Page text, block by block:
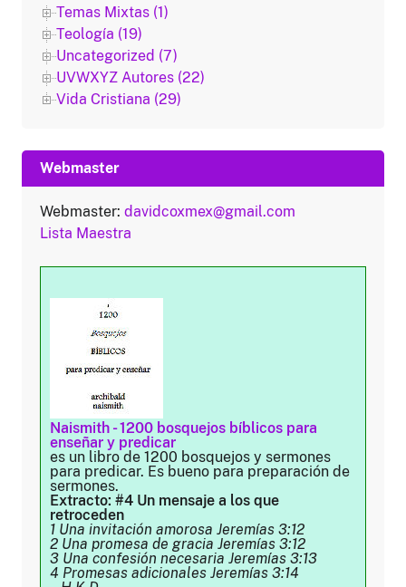
Temas Mixtas (1)
Teología (19)
Uncategorized (7)
UVWXYZ Autores (22)
Vida Cristiana (29)
Webmaster
Webmaster: davidcoxmex@gmail.com
Lista Maestra
Naismith - 1200 bosquejos bíblicos para
enseñar y predicar
es un libro de 1200 bosquejos y sermones
para predicar. Es bueno para preparación de
sermones.
Extracto: #4 Un mensaje a los que
retroceden
1 Una invitación amorosa Jeremías 3:12
2 Una promesa de gracia Jeremías 3:12
3 Una confesión necesaria Jeremías 3:13
4 Promesas adicionales Jeremías 3:14